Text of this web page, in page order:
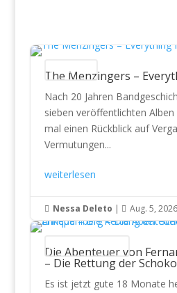
CD Reviews
The Menzingers –
Nach 20 Jahren
sieben veröffentlichten
mal einen Rückblick auf
Vermutungen...
weiterlesen
 Nessa Deleto |  Aug. 5, 2026
Bücher & Hörspiele
Die Abenteuer von
– Die Rettung der
Es ist jetzt gute 18 Monate